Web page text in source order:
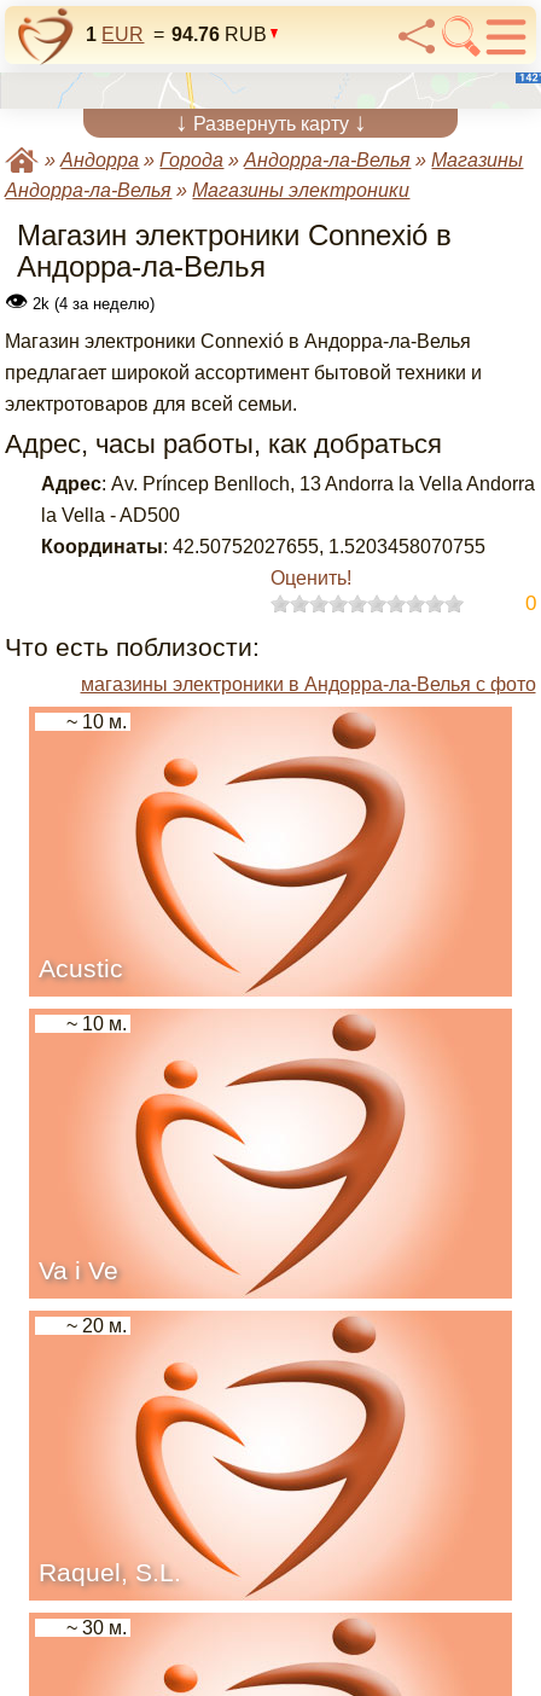
1 EUR = 94.76 RUB
↓ Развернуть карту ↓
»Андорра »Города »Андорра-ла-Велья »Магазины
Андорра-ла-Велья »Магазины электроники
Магазин электроники Connexió в
Андорра-ла-Велья
👁 2k (4 за неделю)
Магазин электроники Connexió в Андорра-ла-Велья
предлагает широкой ассортимент бытовой техники и
электротоваров для всей семьи.
Адрес, часы работы, как добраться
Адрес:Av. Príncep Benlloch, 13 Andorra la Vella Andorra
la Vella - AD500
Координаты: 42.50752027655, 1.5203458070755
Оценить!
0
Что есть поблизости:
магазины электроники в Андорра-ла-Велья с фото
Acustic
~ 10 м.
Va i Ve
~ 10 м.
Raquel, S.L.
~ 20 м.
~ 30 м.